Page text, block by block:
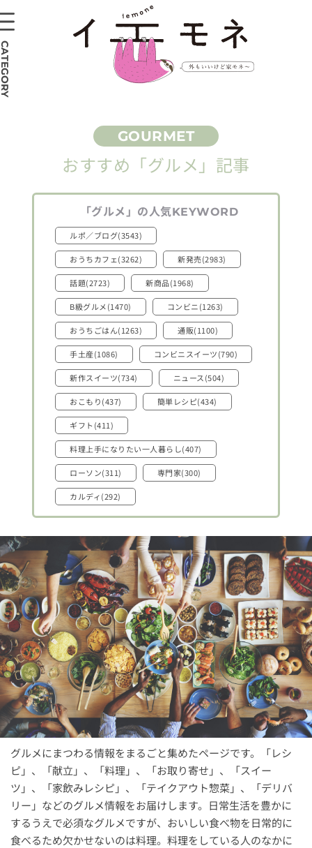
おすすめ 「グルメ」 記事
「グルメ」 の人気KEYWORD
ルポ／ブログ(3543)
おうちカフェ(3262) 新発売(2983)
話題(2723) 新商品(1968)
B級グルメ(1470) コンビニ(1263)
おうちごはん(1263) 通販(1100)
手土産(1086) コンビニスイーツ(790)
新作スイーツ(734) ニュース(504)
おこもり(437) 簡単レシピ(434)
ギフト(411)
料理上手になりたい一人暮らし(407)
ローソン(311) 専門家(300)
カルディ(292)
グルメにまつわる情報をまるごと集めたページです。「レシ
ピ」、「献立」、「料理」、「お取り寄せ」、「スイー
ツ」、「家飲みレシピ」、「テイクアウト惣菜」、「デリバ
リー」などのグルメ情報をお届けします。日常生活を豊かに
するうえで必須なグルメですが、おいしい食べ物を日常的に
食べるため欠かせないのは料理。料理をしている人のなかに